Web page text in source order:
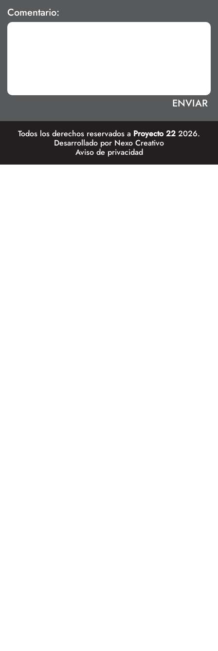
Comentario:
Todos los derechos reservados a Proyecto 22 2026.
Desarrollado por Nexo Creativo
Aviso de privacidad